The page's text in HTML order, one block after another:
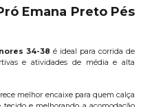
Emana Preto Pés
34-38 é ideal para corrida de
e atividades de média e alta
melhor encaixe para quem calça